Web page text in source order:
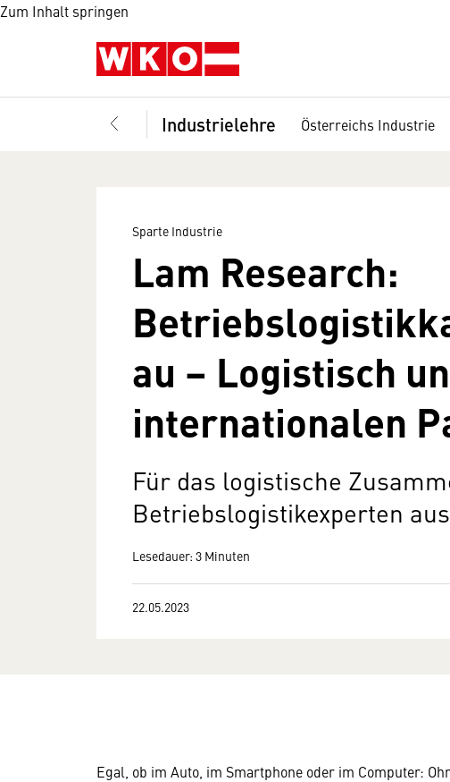
Zum Inhalt springen
Industrielehre Österreichs Industrie
Sparte Industrie
Lam Research:
au – Logistisch
internationalen
Für das logistische
Betriebslogistikexperten
Lesedauer: 3 Minuten
22.05.2023
Egal, ob im Auto, im Smartphone oder im Computer: